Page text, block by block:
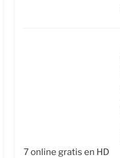
7 online gratis en HD